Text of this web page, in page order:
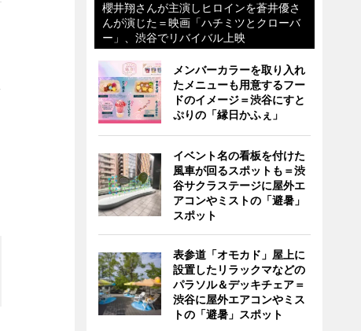
櫻井翔さんが主演しヒロインを蒼井優さ
んが演じた＝映画「ハチミツとクローバ
ー」、渋谷でリバイバル上映
メンバーカラーを取り入れ
たメニューも用意するフー
ドのイメージ＝渋谷にすと
ぷりの「縁日かふぇ」
イベント名の看板を付けた
風車が回るスポットも＝渋
谷サクラステージに屋外エ
アコンやミストの「避暑」
スポット
表参道「オモカド」屋上に
設置したリラックマなどの
パラソル＆デッキチェア＝
渋谷に屋外エアコンやミス
トの「避暑」スポット